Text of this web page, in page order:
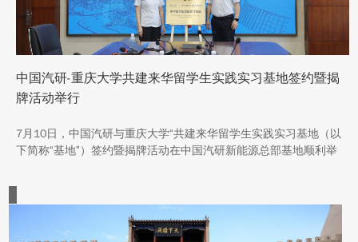
中国汽研-重庆大学共建来华留学生实践实习基地签约暨揭
牌活动举行
7月10日，中国汽研与重庆大学“共建来华留学生实践实习基地（以
下简称“基地”）签约暨揭牌活动在中国汽研新能源总部基地顺利举
与交流处处长兼留学生事务管理中心主任阳春出席活动，双方相关
职能负责人、教师代表及来华留学生代表共同参与。